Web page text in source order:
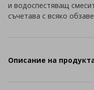
и водоспестяващ
съчетава с всяко
Описание на